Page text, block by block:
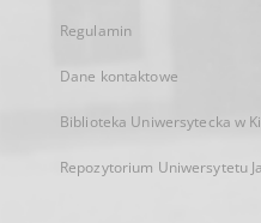
Regulamin
Dane kontaktowe
Biblioteka Uniwersytecka w
Repozytorium Uniwersytetu